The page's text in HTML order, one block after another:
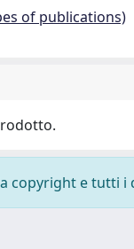
of publications)
copyright e tutti